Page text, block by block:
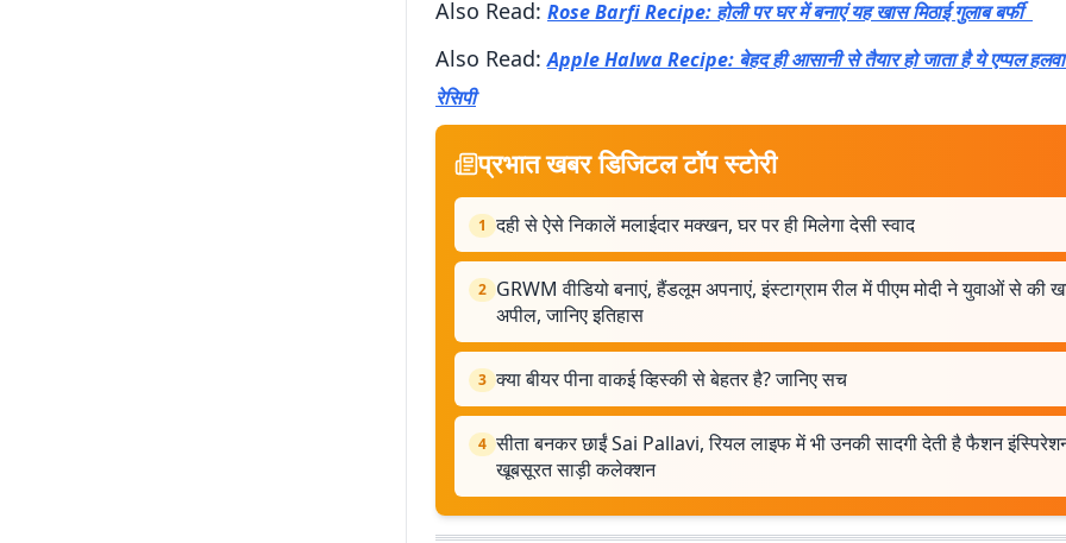
Also Read: Rose Barfi Recipe: होली पर घर में बनाएं यह खास मिठाई गुलाब बर्फी
Also Read:Apple Halwa Recipe: बेहद ही आसानी से तैयार हो जाता है ये एप्पल
रेसिपी
प्रभात खबर डिजिटल टॉप स्टोरी
1 दही से ऐसे निकालें मलाईदार मक्खन, घर पर ही मिलेगा देसी स्वाद
2 GRWM वीडियो बनाएं, हैंडलूम अपनाएं, इंस्टाग्राम रील में पीएम मोदी ने युवाओं से की
अपील, जानिए इतिहास
3 क्या बीयर पीना वाकई व्हिस्की से बेहतर है? जानिए सच
4 सीता बनकर छाईं Sai Pallavi, रियल लाइफ में भी उनकी सादगी देती है फैशन
खूबसूरत साड़ी कलेक्शन